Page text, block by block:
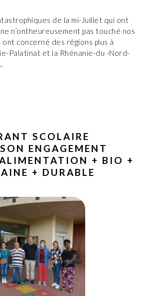
de la mi-Juillet qui ont
n’ontheureusement pas touché nos
ont concerné des régions plus à
Palatinat et la Rhénanie-du -Nord-
SCOLAIRE
ENGAGEMENT
+ BIO +
+ DURABLE